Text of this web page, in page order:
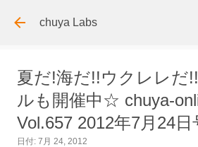
スキップしてメイン コンテ
chuya Labs
夏だ!海だ!!ウクレレだ
ルも開催中☆ chuya-
Vol.657 2012年7月24日
日付: 7月 24, 2012